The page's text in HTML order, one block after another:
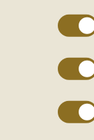
tips en